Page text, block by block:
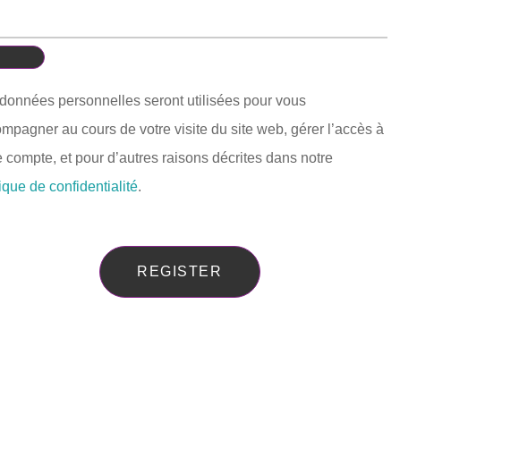
personnelles seront utilisées pour vous
au cours de votre visite du site web, gérer l’accès à
compte, et pour d’autres raisons décrites dans notre
de confidentialité.
REGISTER